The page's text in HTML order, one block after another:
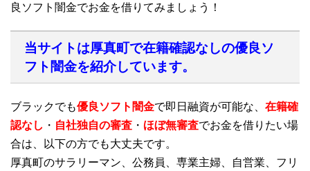
良ソフト闇金でお金を借りてみましょう！
当サイトは厚真町で在籍確認なしの優良ソ
フト闇金を紹介しています。
ブラックでも優良ソフト闇金で即日融資が可能な、 在籍確
認なし ・ 自社独自の審査 ・ ほぼ無審査でお金を借りたい場
合は、以下の方でも大丈夫です。
厚真町のサラリーマン、公務員、専業主婦、自営業、フリ